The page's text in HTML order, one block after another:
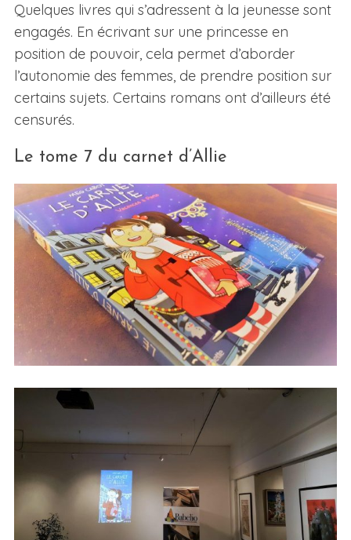
Quelques livres qui s’adressent à la jeunesse sont
engagés. En écrivant sur une princesse en
position de pouvoir, cela permet d’aborder
l’autonomie des femmes, de prendre position sur
certains sujets. Certains romans ont d’ailleurs été
censurés.
Le tome 7 du carnet d’Allie